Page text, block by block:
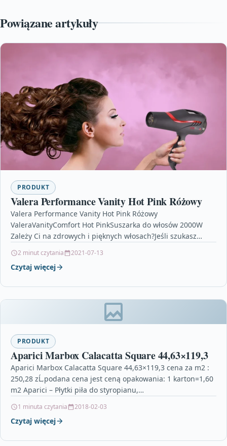
Powiązane artykuły
PRODUKT
Valera Performance Vanity Hot Pink Różowy
Valera Performance Vanity Hot Pink Różowy
ValeraVanityComfort Hot PinkSuszarka do włosów 2000W
Zależy Ci na zdrowych i pięknych włosach?Jeśli szukasz
2 minut czytania 2021-07-13
Czytaj więcej
PRODUKT
Aparici Marbox Calacatta Square 44,63×119,3
Aparici Marbox Calacatta Square 44,63×119,3 cena za m2 :
250,28 zĹ‚podana cena jest ceną opakowania: 1 karton=1,60
m2 Aparici – Płytki piła do styropianu,…
1 minuta czytania 2018-02-03
Czytaj więcej